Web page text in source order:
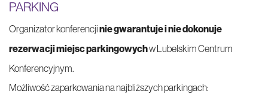
PARKING
Organizator konferencjinie gwarantuje i nie dokonuje
rezerwacji miejsc parkingowychw Lubelskim Centrum
Konferencyjnym.
Możliwość zaparkowania na najbliższych parkingach: